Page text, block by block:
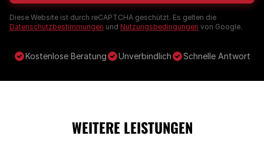
Diese Website ist durch reCAPTCHA geschützt. Es gelten die
Datenschutzbestimmungen und Nutzungsbedingungen von Google.
Kostenlose Beratung Unverbindlich Schnelle Antwort
WEITERE LEISTUNGEN